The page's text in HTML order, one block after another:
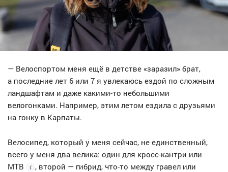
— Велоспортом меня ещё в детстве «заразил» брат,
а последние лет 6 или 7 я увлекаюсь ездой по сложным
ландшафтам и даже какими-то небольшими
велогонками. Например, этим летом ездила с друзьями
на гонку в Карпаты.
Велосипед, который у меня сейчас, не единственный,
всего у меня два велика: один для кросс-кантри или
MTB
, второй — гибрид, что-то между гравел или